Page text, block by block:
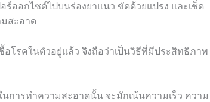
ออกไซด์ไปบนร่องยาแนว ขัดด้วยแปรง และเช็ด
สะอาด
อโรคในตัวอยู่แล้ว จึงถือว่าเป็นวิธีที่มีประสิทธิภาพ
การทำความสะอาดนั้น จะมักเน้นความเร็ว ความ